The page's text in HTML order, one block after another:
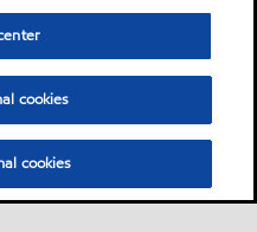
cookies
cookies